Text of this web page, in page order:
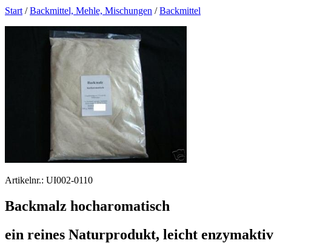
Start /Backmittel, Mehle, Mischungen /Backmittel
Artikelnr.: UI002-0110
Backmalz hocharomatisch
ein reines Naturprodukt, leicht enzymaktiv